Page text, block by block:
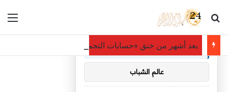
بحث عن
بعد أشهر من خنق «حسابات التجميع».. إكس تهدم «مشاركة
توصيات :
باقة متميزة VIP (كود: AA86842):
عالم الشباب